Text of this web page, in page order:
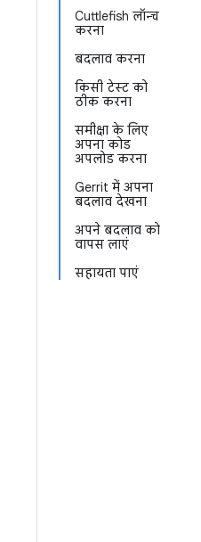
Cuttlefish लॉन्च
करना
बदलाव करना
किसी टेस्ट को
ठीक करना
समीक्षा के लिए
अपना कोड
अपलोड करना
Gerrit में अपना
बदलाव देखना
अपने बदलाव को
वापस लाएं
सहायता पाएं